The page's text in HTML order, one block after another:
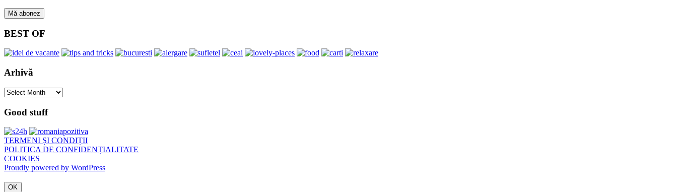
BEST OF
Arhivă
Arhivă
Good stuff
TERMENI ȘI CONDIȚII
POLITICA DE CONFIDENȚIALITATE
COOKIES
Proudly powered by WordPress
OK